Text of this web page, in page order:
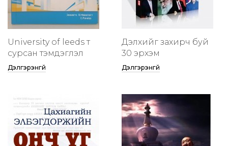
University of leeds т
сурсан тэмдэглэл
Дэлгэрэнгүй
Дэлхийг захирч буй
30 эрхэм
Дэлгэрэнгүй